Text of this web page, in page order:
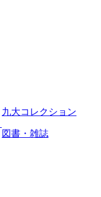
九大コレクション
図書・雑誌